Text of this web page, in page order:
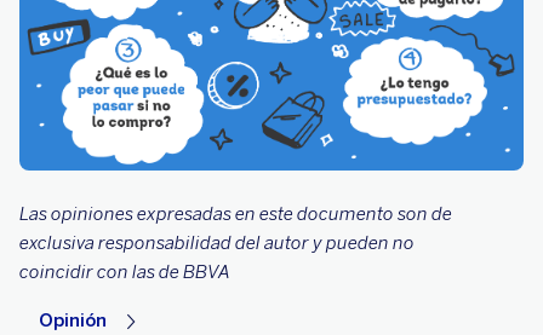
Las opiniones expresadas en este documento son de
exclusiva responsabilidad del autor y pueden no
coincidir con las de BBVA
Opinión